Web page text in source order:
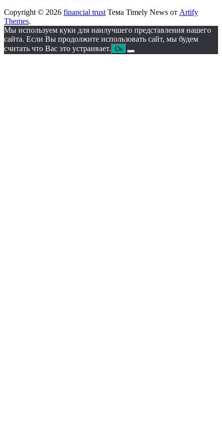
Copyright © 2026 financial trust Тема Timely News от Artify
Themes.
Мы используем куки для наилучшего представления нашего
сайта. Если Вы продолжите использовать сайт, мы будем
считать что Вас это устраивает. Ок